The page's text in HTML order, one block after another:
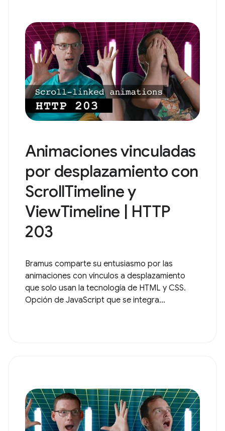
Animaciones vinculadas
por desplazamiento con
ScrollTimeline y
ViewTimeline | HTTP
203
Bramus comparte su entusiasmo por las
animaciones con vínculos a desplazamiento
que solo usan la tecnología de HTML y CSS.
Opción de JavaScript que se integra...